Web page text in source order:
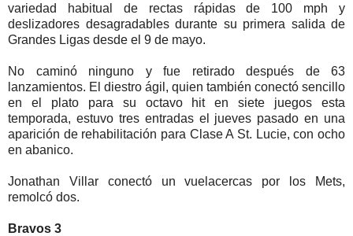
variedad habitual de rectas rápidas de 100 mph y
deslizadores desagradables durante su primera salida de
Grandes Ligas desde el 9 de mayo.
No caminó ninguno y fue retirado después de 63
lanzamientos. El diestro ágil, quien también conectó sencillo
en el plato para su octavo hit en siete juegos esta
temporada, estuvo tres entradas el jueves pasado en una
aparición de rehabilitación para Clase A St. Lucie, con ocho
en abanico.
Jonathan Villar conectó un vuelacercas por los Mets,
remolcó dos.
Bravos 3